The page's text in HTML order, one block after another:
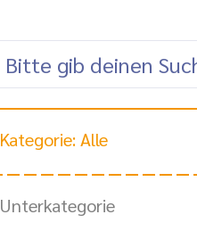
Kategorie: Alle
Unterkategorie